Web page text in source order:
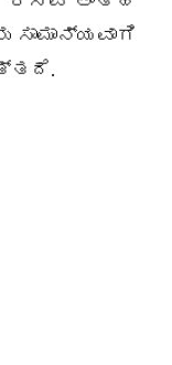
ಸಾಮಾನ್ಯವಾಗಿ